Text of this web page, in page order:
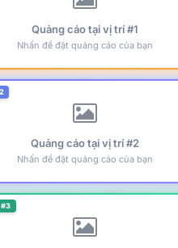
Quảng cáo tại vị trí #1
Nhấn để đặt quảng cáo của bạn
Quảng cáo tại vị trí #2
Nhấn để đặt quảng cáo của bạn